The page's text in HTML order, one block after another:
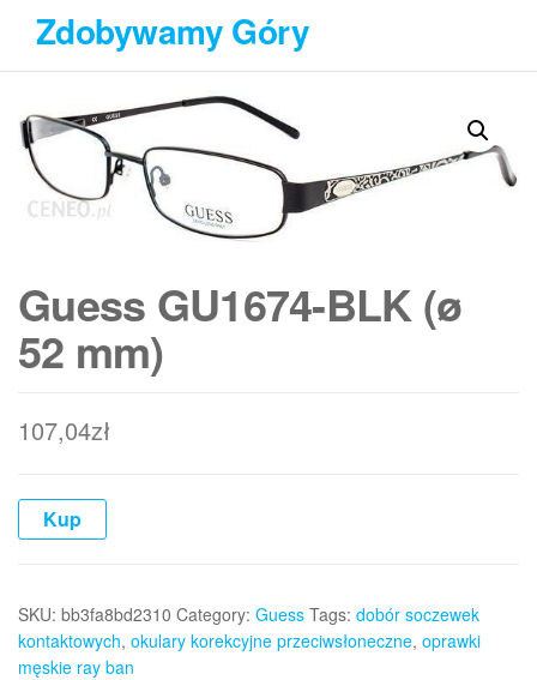
Przejdź
treści
Zdobywamy Góry
Guess GU1674-BLK (ø
52 mm)
107,04zł
Kup
SKU: bb3fa8bd2310 Category: Guess Tags: dobór soczewek
kontaktowych, okulary korekcyjne przeciwsłoneczne, oprawki
męskie ray ban